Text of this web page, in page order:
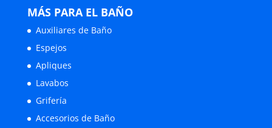
MÁS PARA EL BAÑO
Auxiliares de Baño
Espejos
Apliques
Lavabos
Grifería
Accesorios de Baño